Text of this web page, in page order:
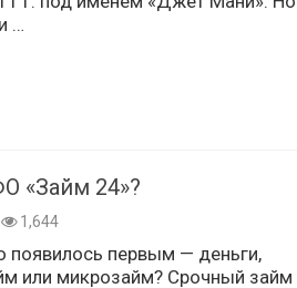
…
«Займ 24»?
1,644
появилось первым — деньги,
или микрозайм? Срочный займ